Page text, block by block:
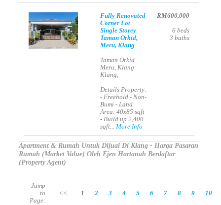
Fully Renovated
Corner Lot
Single Storey
Taman Orkid,
Meru, Klang
Taman Orkid
Meru, Klang
Klang,
Details Property:
- Freehold - Non-
Bumi - Land
Area: 40x85 sqft
- Build up 2,400
sqft...More Info
RM600,000
6 beds
3 baths
Apartment & Rumah Untuk Dijual Di Klang - Harga Pasaran
Rumah (Market Value) Oleh Ejen Hartanah Berdaftar
(Property Agent)
Jump
to
Page:
<< 1 2 3 4 5 6 7 8 9 10